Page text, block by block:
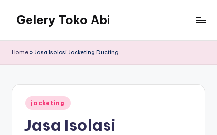
content
Gelery Toko Abi
Home » Jasa Isolasi Jacketing Ducting
Posted
in
jacketing
Jasa Isolasi